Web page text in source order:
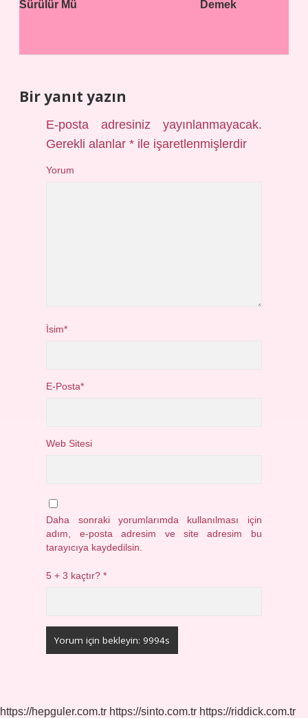
Sürülür Mü Demek
Bir yanıt yazın
E-posta adresiniz yayınlanmayacak.
Gerekli alanlar* ile işaretlenmişlerdir
Yorum
İsim*
E-Posta*
Web Sitesi
Daha sonraki yorumlarımda kullanılması için
adım, e-posta adresim ve site adresim bu
tarayıcıya kaydedilsin.
5 + 3 kaçtır?*
https://hepguler.com.tr https://sinto.com.tr https://riddick.com.tr